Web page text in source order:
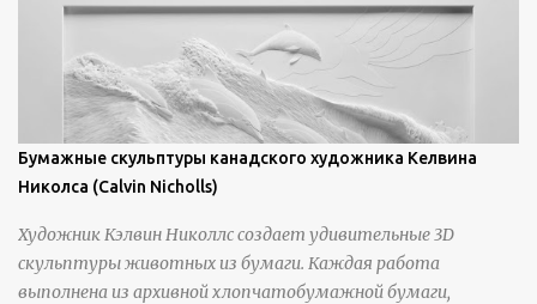
Бумажные скульптуры канадского художника Келвина
Николса (Calvin Nicholls)
Художник Кэлвин Николлс создает удивительные 3D
скульптуры животных из бумаги. Каждая работа
выполнена из архивной хлопчатобумажной бумаги,